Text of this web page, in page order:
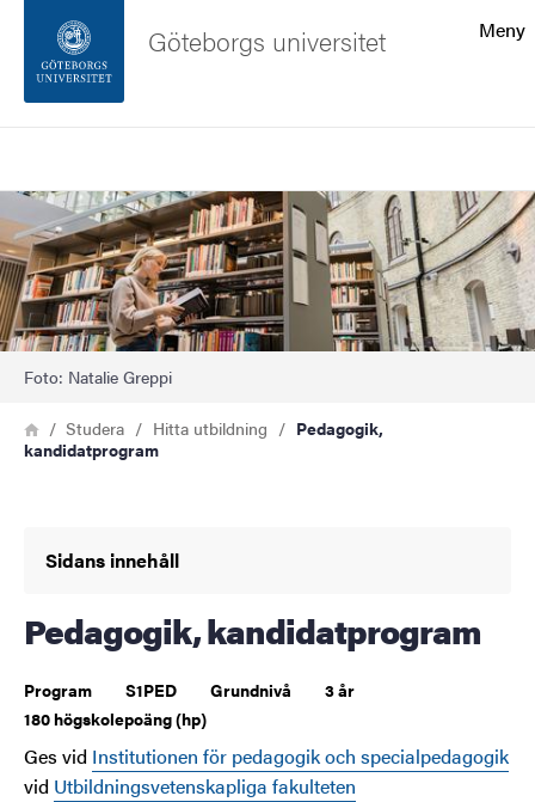
Sidfoten
Om webbplatsen
Meny
Göteborgs universitet
Bild
Foto: Natalie Greppi
Länkstig
HemStudera Hitta utbildning
Pedagogik,
kandidatprogram
Sidans innehåll
Pedagogik, kandidatprogram
Program S1PED Grundnivå
3 år
180 högskolepoäng (hp)
Ges vid Institutionen för pedagogik och specialpedagogik
vid Utbildningsvetenskapliga fakulteten